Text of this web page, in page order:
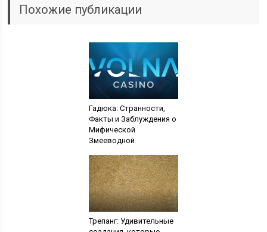
Похожие публикации
Гадюка: Странности,
Факты и Заблуждения о
Мифической
Змееводной
Трепанг: Удивительные